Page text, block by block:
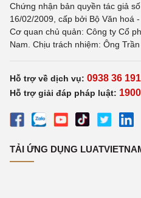
Chứng nhận bản quyền tác giả
16/02/2009, cấp bởi Bộ Văn hoá
Cơ quan chủ quản: Công ty Cổ
Nam. Chịu trách nhiệm: Ông
Hỗ trợ về dịch vụ: 0938 36
Hỗ trợ giải đáp pháp luật:
TẢI ỨNG DỤNG